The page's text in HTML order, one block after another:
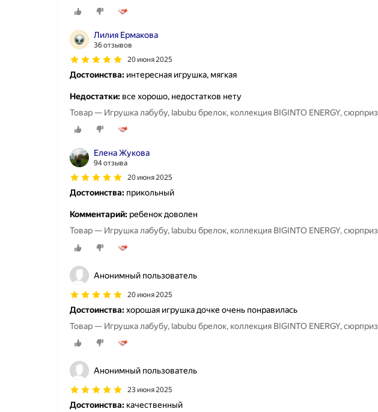
Лилия Ермакова
36 отзывов
20 июня 2025
Достоинства: интересная игрушка, мягкая
Недостатки: все хорошо, недостатков нету
Товар — Игрушка лабубу, labubu брелок, коллекция BIGINTO ENERGY, сюрприз
Елена Жукова
94 отзыва
20 июня 2025
Достоинства: прикольный
Комментарий: ребенок доволен
Товар — Игрушка лабубу, labubu брелок, коллекция BIGINTO ENERGY, сюрприз
Анонимный пользователь
20 июня 2025
Достоинства:хорошая игрушка дочке очень понравилась
Товар — Игрушка лабубу, labubu брелок, коллекция BIGINTO ENERGY, сюрприз
Анонимный пользователь
23 июня 2025
Достоинства: качественный